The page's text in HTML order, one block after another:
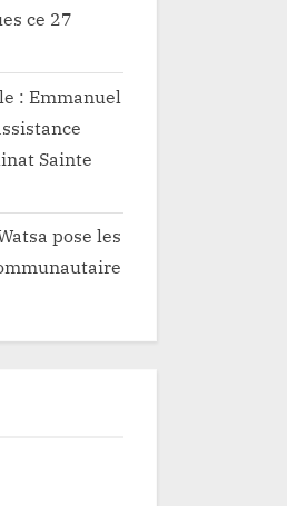
ce 27
: Emmanuel
Sainte
pose les